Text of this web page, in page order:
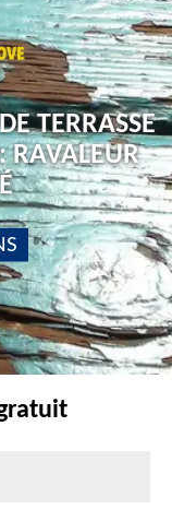
TERRASSE
RAVALEUR